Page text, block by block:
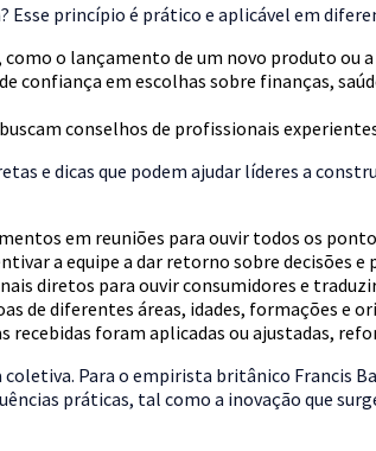
Esse princípio é prático e aplicável em
o lançamento de um novo produto ou
confiança em escolhas sobre finanças,
conselhos de profissionais
e dicas que podem ajudar líderes a
em reuniões para ouvir todos os
a equipe a dar retorno sobre decisões
diretos para ouvir consumidores e
de diferentes áreas, idades, formações e
recebidas foram aplicadas ou ajustadas,
Para o empirista britânico Francis
práticas, tal como a inovação que